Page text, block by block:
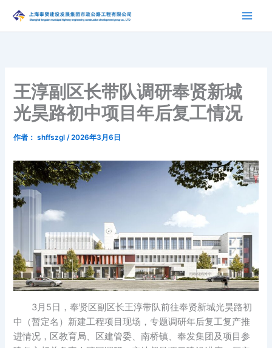
内
王淳副区长带队调研奉贤新城
光昊路初中项目年后复工情况
作者： shffszgl/2026年3月6日
3月5日，奉贤区副区长王淳带队前往奉贤新城光昊路初
中（暂定名）新建工程项目现场，专题调研年后复工复产推
进情况，区教育局、区建管委、南桥镇、奉发集团及项目参